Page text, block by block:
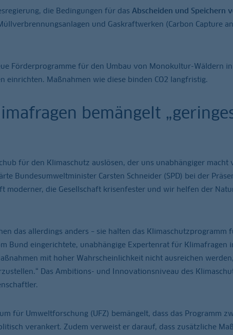
die Bedingungen für das Abscheiden und Speichern
und Gaskraftwerken (Carbon Capture
Förderprogramme für den Umbau von Monokultur-Wäldern
einrichten. Maßnahmen wie diese binden CO2 langfristig.
bemängelt
für den Klimaschutz auslösen, der uns unabhängiger macht
Bundesumweltminister Carsten Schneider (SPD) bei der
moderner, die Gesellschaft krisenfester und wir helfen der
das allerdings anders – sie halten das Klimaschutzprogramm
Bund eingerichtete, unabhängige Expertenrat für Klimafragen
mit hoher Wahrscheinlichkeit nicht ausreichen
Das Ambitions- und Innovationsniveau des
für Umweltforschung (UFZ) bemängelt, dass das Programm
verankert. Zudem verweist er darauf, dass zusätzliche